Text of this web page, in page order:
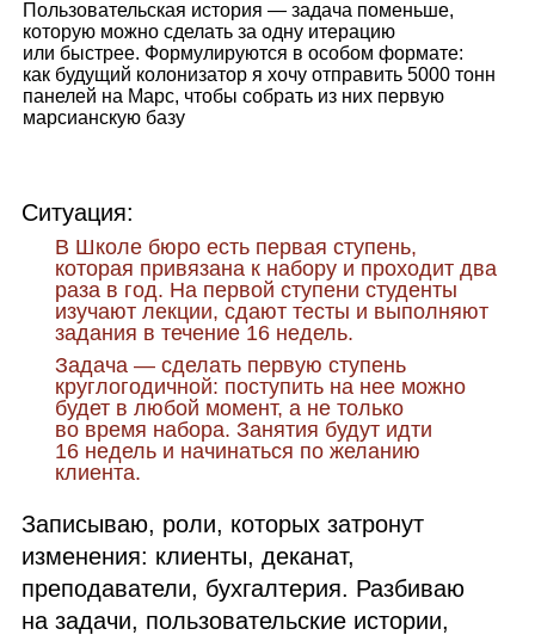
Пользовательская история — задача поменьше,
которую можно сделать за одну итерацию
или быстрее. Формулируются в особом формате:
как будущий колонизатор я хочу отправить 5000 тонн
панелей на Марс, чтобы собрать из них первую
марсианскую базу
Ситуация:
В Школе бюро есть первая ступень,
которая привязана к набору и проходит два
раза в год. На первой ступени студенты
изучают лекции, сдают тесты и выполняют
задания в течение 16 недель.
Задача — сделать первую ступень
круглогодичной: поступить на нее можно
будет в любой момент, а не только
во время набора. Занятия будут идти
16 недель и начинаться по желанию
клиента.
Записываю, роли, которых затронут
изменения: клиенты, деканат,
преподаватели, бухгалтерия. Разбиваю
на задачи, пользовательские истории,